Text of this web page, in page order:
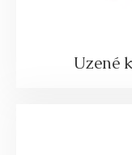
Uzené